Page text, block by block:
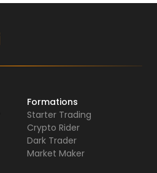
Formations
Starter Trading
Crypto Rider
Dark Trader
Market Maker